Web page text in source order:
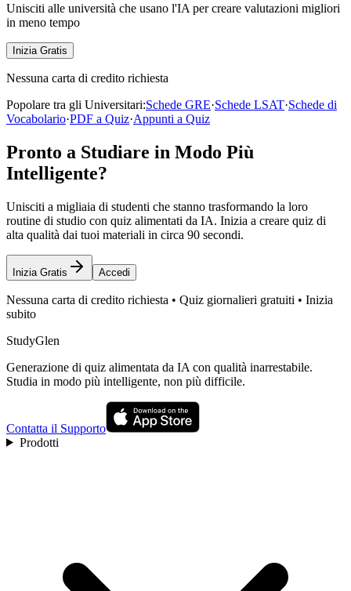
Unisciti alle università che usano l'IA per creare valutazioni migliori
in meno tempo
Inizia Gratis
Nessuna carta di credito richiesta
Popolare tra gli Universitari:Schede GRE·Schede LSAT·Schede di
Vocabolario·PDF a Quiz·Appunti a Quiz
Pronto a Studiare in Modo Più
Intelligente?
Unisciti a migliaia di studenti che stanno trasformando la loro
routine di studio con quiz alimentati da IA. Inizia a creare quiz di
alta qualità dai tuoi materiali in circa 90 secondi.
Inizia Gratis Accedi
Nessuna carta di credito richiesta • Quiz giornalieri gratuiti • Inizia
subito
StudyGlen
Generazione di quiz alimentata da IA con qualità inarrestabile.
Studia in modo più intelligente, non più difficile.
Contatta il Supporto
Prodotti